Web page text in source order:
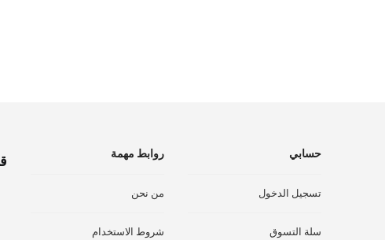
روابط مهمة
من نحن
شروط الاستخدام
حسابي
تسجيل الدخول
سلة التسوق